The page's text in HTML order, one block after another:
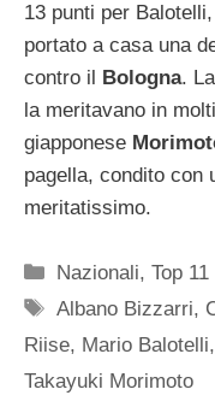
13 punti per
portato a casa una
contro il
Bologna.
la meritavano in
giapponese
pagella, condito con
meritatissimo.
Categorie
Nazionali,Top 11
Tag
Albano Bizzarri,
Riise, Mario Balotelli,
Takayuki Morimoto